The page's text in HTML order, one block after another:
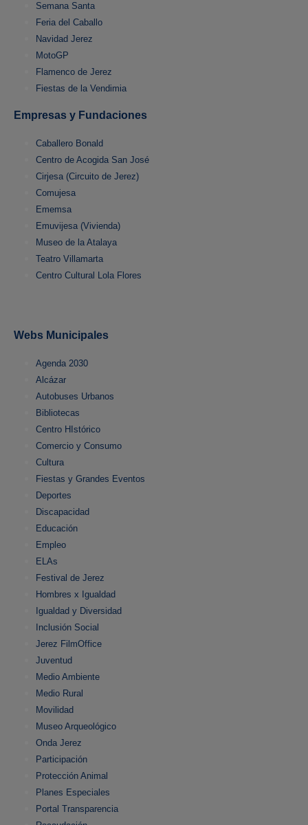
Semana Santa
Feria del Caballo
Navidad Jerez
MotoGP
Flamenco de Jerez
Fiestas de la Vendimia
Empresas y Fundaciones
Caballero Bonald
Centro de Acogida San José
Cirjesa (Circuito de Jerez)
Comujesa
Ememsa
Emuvijesa (Vivienda)
Museo de la Atalaya
Teatro Villamarta
Centro Cultural Lola Flores
Webs Municipales
Agenda 2030
Alcázar
Autobuses Urbanos
Bibliotecas
Centro HIstórico
Comercio y Consumo
Cultura
Fiestas y Grandes Eventos
Deportes
Discapacidad
Educación
Empleo
ELAs
Festival de Jerez
Hombres x Igualdad
Igualdad y Diversidad
Inclusión Social
Jerez FilmOffice
Juventud
Medio Ambiente
Medio Rural
Movilidad
Museo Arqueológico
Onda Jerez
Participación
Protección Animal
Planes Especiales
Portal Transparencia